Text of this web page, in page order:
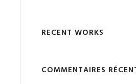
RECENT WORKS
COMMENTAIRES